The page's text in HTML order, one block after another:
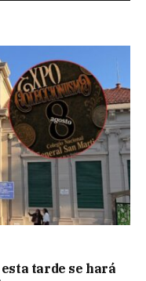
tarde se hará